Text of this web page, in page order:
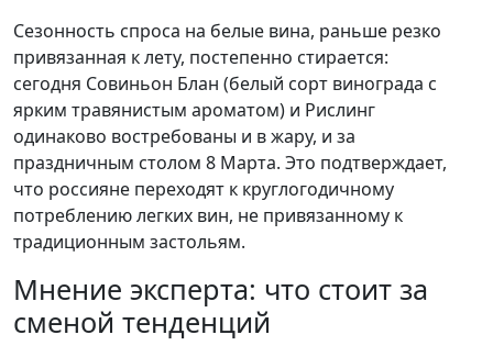
Сезонность спроса на белые вина, раньше резко
привязанная к лету, постепенно стирается:
сегодня Совиньон Блан (белый сорт винограда с
ярким травянистым ароматом) и Рислинг
одинаково востребованы и в жару, и за
праздничным столом 8 Марта. Это подтверждает,
что россияне переходят к круглогодичному
потреблению легких вин, не привязанному к
традиционным застольям.
Мнение эксперта: что стоит за
сменой тенденций